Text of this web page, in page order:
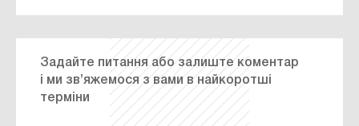
Задайте питання або залиште коментар
і ми зв’яжемося з вами в найкоротші
терміни